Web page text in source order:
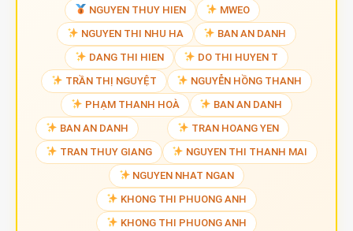
NGUYEN THUY HIEN
MWEO
NGUYEN THI NHU HA
BAN AN DANH
DANG THI HIEN
DO THI HUYEN T
TRẦN THỊ NGUYỆT
NGUYỄN HỒNG THANH
PHẠM THANH HOÀ
BAN AN DANH
BAN AN DANH
TRAN HOANG YEN
TRAN THUY GIANG
NGUYEN THI THANH MAI
NGUYEN NHAT NGAN
KHONG THI PHUONG ANH
KHONG THI PHUONG ANH